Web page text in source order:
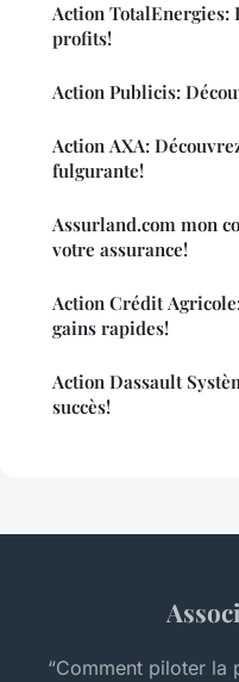
Action TotalEnergies:
profits!
Action Publicis:
Action AXA:
fulgurante!
Assurland.com mon
votre assurance!
Action Crédit
gains rapides!
Action Dassault
succès!
“Comment piloter la